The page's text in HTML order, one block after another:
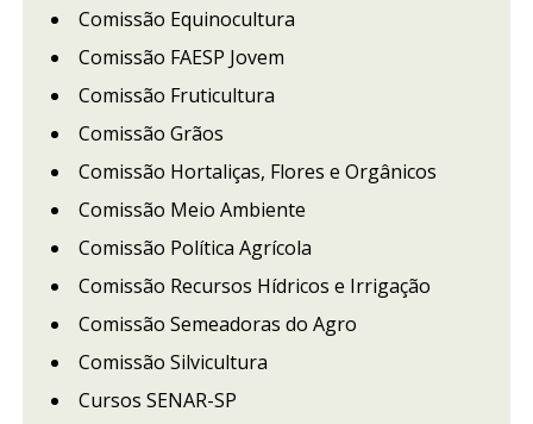
Comissão Equinocultura
Comissão FAESP Jovem
Comissão Fruticultura
Comissão Grãos
Comissão Hortaliças, Flores e Orgânicos
Comissão Meio Ambiente
Comissão Política Agrícola
Comissão Recursos Hídricos e Irrigação
Comissão Semeadoras do Agro
Comissão Silvicultura
Cursos SENAR-SP